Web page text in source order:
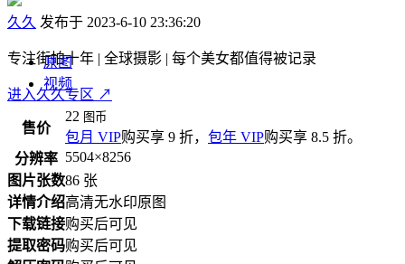
久久 发布于 2023-6-10 23:36:20
专注街拍十年 | 全球摄影 | 每个美女都值得被记录
进入久久专区 ↗
原图
视频
售价
22 图币
包月 VIP购买享 9 折， 包年 VIP购买享 8.5 折。
分辨率 5504×8256
图片张数86 张
详情介绍高清无水印原图
下载链接购买后可见
提取密码购买后可见